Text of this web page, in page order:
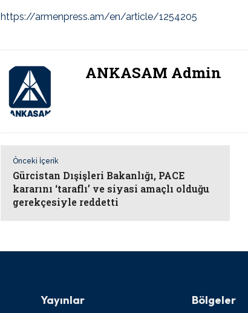
https://armenpress.am/en/article/1254205
ANKASAM Admin
Önceki İçerik
Gürcistan Dışişleri Bakanlığı, PACE
kararını ‘taraflı’ ve siyasi amaçlı olduğu
gerekçesiyle reddetti
Yayınlar Bölgeler